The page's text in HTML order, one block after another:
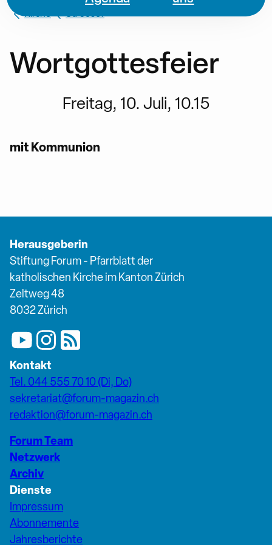
Kirche St. Josef
Wortgottesfeier
Freitag, 10. Juli, 10.15
mit Kommunion
Herausgeberin
Stiftung Forum - Pfarrblatt der
katholischen Kirche im Kanton Zürich
Zeltweg 48
8032 Zürich
Kontakt
Tel. 044 555 70 10 (Di, Do)
sekretariat@forum-magazin.ch
redaktion@forum-magazin.ch
Forum Team
Netzwerk
Archiv
Dienste
Impressum
Abonnemente
Jahresberichte